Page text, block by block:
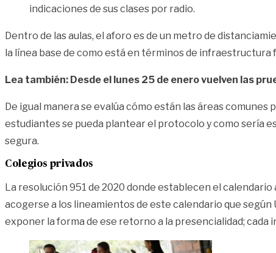
indicaciones de sus clases por radio.
Dentro de las aulas, el aforo es de un metro de
la línea base de como está en términos de infraestructura
Lea también: Desde el lunes 25 de enero vuelven las
De igual manera se evalúa cómo están las áreas
estudiantes se pueda plantear el protocolo y como sería
segura.
Colegios privados
La resolución 951 de 2020 donde establecen el
acogerse a los lineamientos de este calendario que
exponer la forma de ese retorno a la presencialidad;